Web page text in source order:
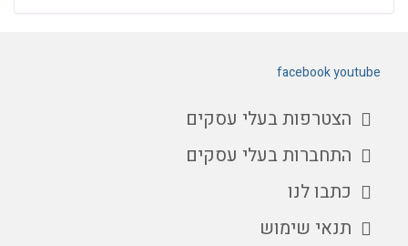
facebookyoutube
הצטרפות בעלי עסקים
התחברות בעלי עסקים
כתבו לנו
תנאי שימוש